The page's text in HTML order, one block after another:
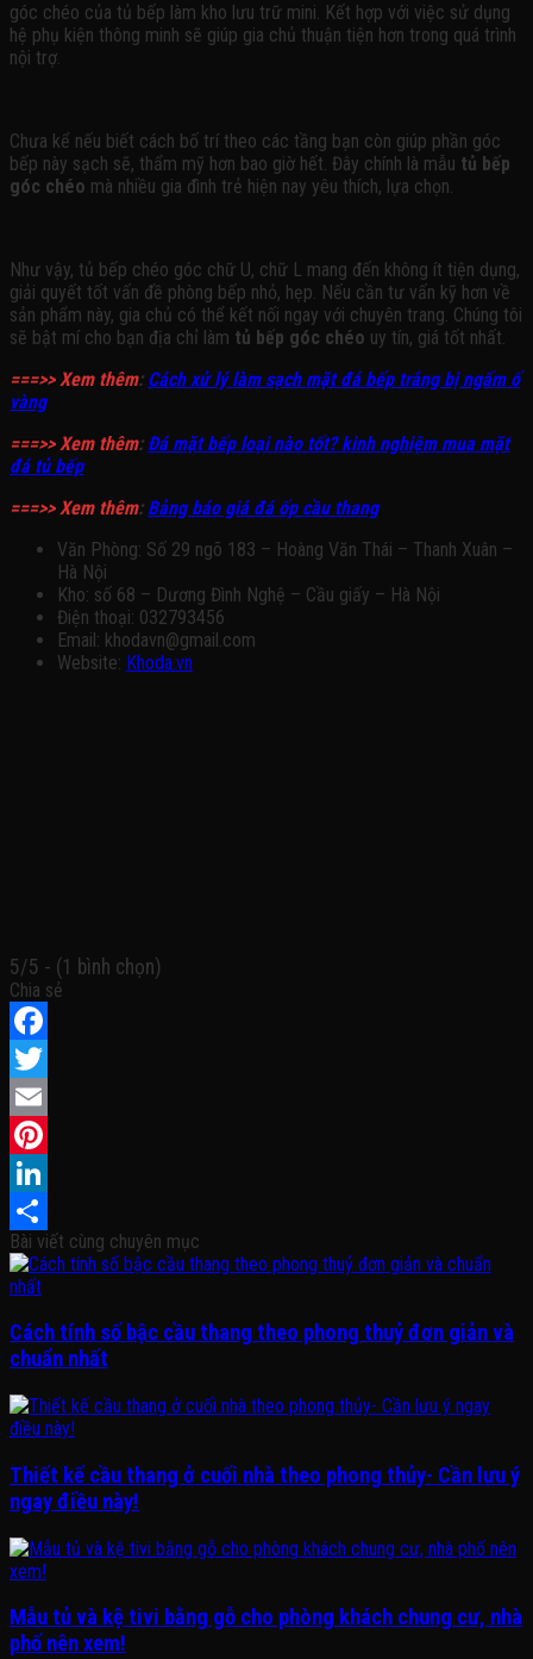
góc chéo của tủ bếp làm kho lưu trữ mini. Kết hợp với việc sử dụng
hệ phụ kiện thông minh sẽ giúp gia chủ thuận tiện hơn trong quá trình
nội trợ.
Chưa kể nếu biết cách bố trí theo các tầng bạn còn giúp phần góc
bếp này sạch sẽ, thẩm mỹ hơn bao giờ hết. Đây chính là mẫu tủ bếp
góc chéo mà nhiều gia đình trẻ hiện nay yêu thích, lựa chọn.
Như vậy, tủ bếp chéo góc chữ U, chữ L mang đến không ít tiện dụng,
giải quyết tốt vấn đề phòng bếp nhỏ, hẹp. Nếu cần tư vấn kỹ hơn về
sản phẩm này, gia chủ có thể kết nối ngay với chuyên trang. Chúng tôi
sẽ bật mí cho bạn địa chỉ làm tủ bếp góc chéo uy tín, giá tốt nhất.
===>> Xem thêm: Cách xử lý làm sạch mặt đá bếp trắng bị ngấm ố
vàng
===>> Xem thêm: Đá mặt bếp loại nào tốt? kinh nghiệm mua mặt
đá tủ bếp
===>> Xem thêm: Bảng báo giá đá ốp cầu thang
Văn Phòng: Số 29 ngõ 183 – Hoàng Văn Thái – Thanh Xuân –
Hà Nội
Kho: số 68 – Dương Đình Nghệ – Cầu giấy – Hà Nội
Điện thoại: 032793456
Email: khodavn@gmail.com
Website: Khoda.vn
5/5 - (1 bình chọn)
Chia sẻ
Facebook
Twitter
Email
Pinterest
LinkedIn
Share
Bài viết cùng chuyên mục
Cách tính số bậc cầu thang theo phong thuỷ đơn giản và
chuẩn nhất
Thiết kế cầu thang ở cuối nhà theo phong thủy- Cần lưu ý
ngay điều này!
Mẫu tủ và kệ tivi bằng gỗ cho phòng khách chung cư, nhà
phố nên xem!